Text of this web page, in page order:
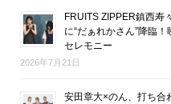
FRUITS ZIPPER鎮西寿
に“だぁれかさん”降臨
セレモニー
2026年7月21日
安田章大×のん、打ち合